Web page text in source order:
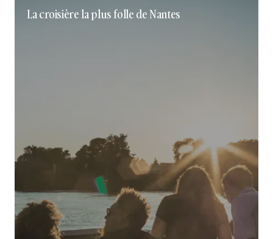
La croisière la plus folle de Nantes